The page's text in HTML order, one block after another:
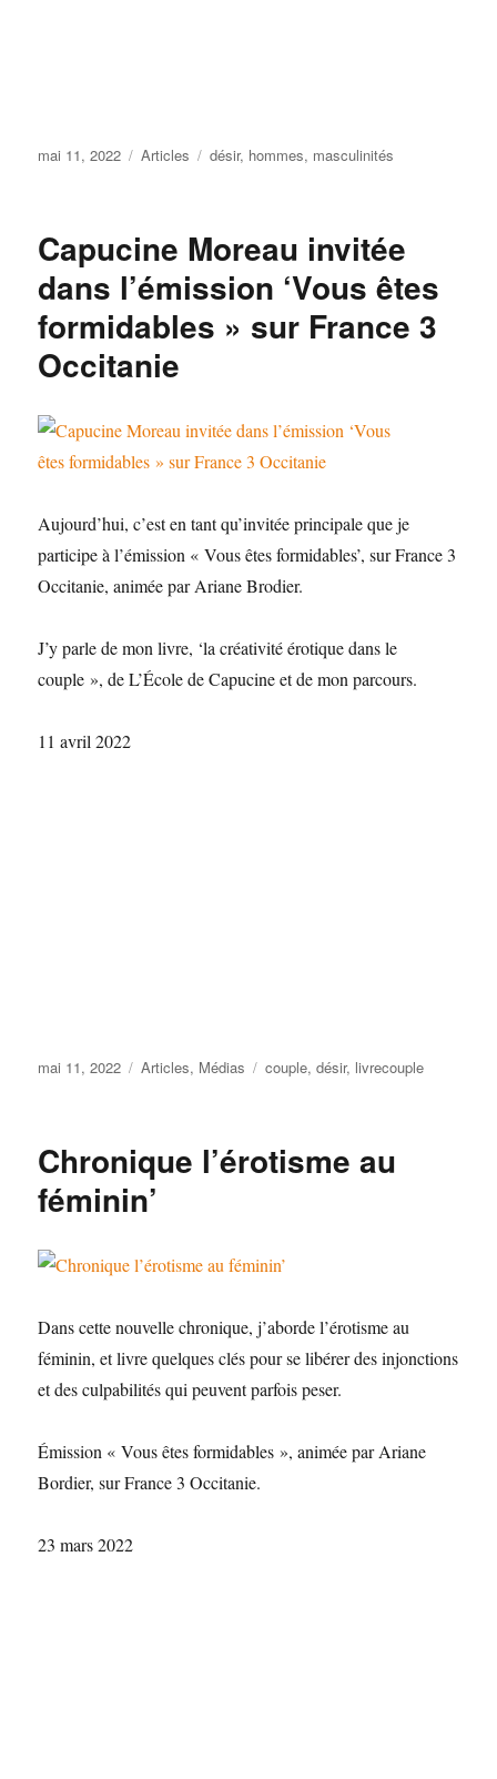
Publié
mai 11, 2022 Catégories
Articles Étiquettes
désir, hommes, masculinités
Capucine Moreau invitée
dans l’émission ‘Vous êtes
formidables » sur France 3
Occitanie
Aujourd’hui, c’est en tant qu’invitée principale que je
participe à l’émission « Vous êtes formidables’, sur France 3
Occitanie, animée par Ariane Brodier.
J’y parle de mon livre, ‘la créativité érotique dans le
couple », de L’École de Capucine et de mon parcours.
11 avril 2022
Publié
mai 11, 2022 Catégories
Articles, Médias Étiquettes
couple,désir, livrecouple
Chronique l’érotisme au
féminin’
Dans cette nouvelle chronique, j’aborde l’érotisme au
féminin, et livre quelques clés pour se libérer des injonctions
et des culpabilités qui peuvent parfois peser.
Émission « Vous êtes formidables », animée par Ariane
Bordier, sur France 3 Occitanie.
23 mars 2022